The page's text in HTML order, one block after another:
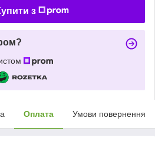
з
Оплата Умови повернення